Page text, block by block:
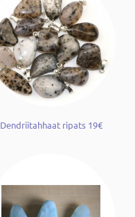
Dendriitahhaat ripats 19€